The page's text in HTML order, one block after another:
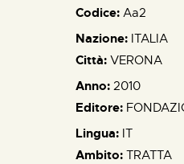
Codice: Aa2
Nazione: ITALIA
Città: VERONA
Anno: 2010
Editore:
Lingua: IT
Ambito: TRATTA